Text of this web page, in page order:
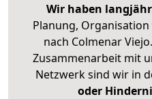
Wir haben
Planung,
nach Colmenar
Zusammenarbeit mit
Netzwerk sind wir in
oder